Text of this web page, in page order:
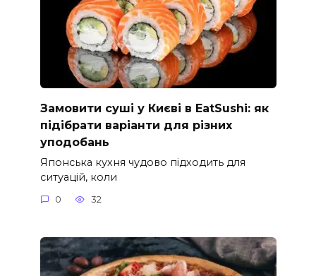
Замовити суші у Києві в EatSushi: як
підібрати варіанти для різних
уподобань
Японська кухня чудово підходить для
ситуацій, коли
0 32